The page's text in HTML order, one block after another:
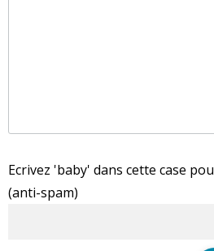
Ecrivez 'baby' dans cette case
(anti-spam)